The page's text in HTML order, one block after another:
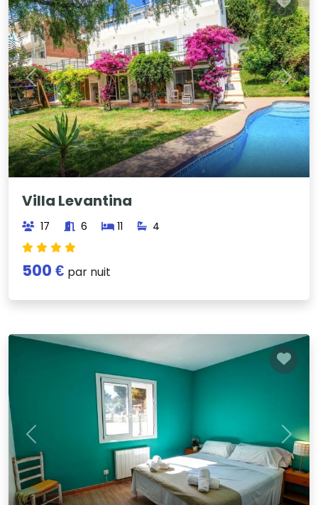
Previous Next
Villa Levantina
17 6 11 4
500 € par nuit
Previous Next